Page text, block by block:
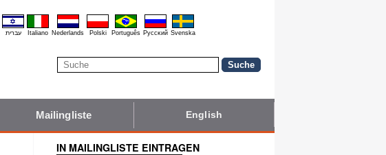
עברית Italiano Nederlands Polski Português Pyccĸий Svenska
Mailingliste English
IN MAILINGLISTE EINTRAGEN